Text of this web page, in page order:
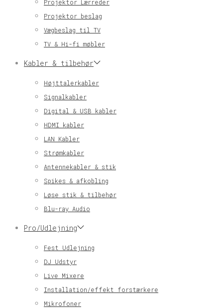
Projektor Lærreder
Projektor beslag
Vægbeslag til TV
TV & Hi-fi møbler
Kabler & tilbehør
Højttalerkabler
Signalkabler
Digital & USB kabler
HDMI kabler
LAN Kabler
Strømkabler
Antennekabler & stik
Spikes & afkobling
Løse stik & tilbehør
Blu-ray Audio
Pro/Udlejning
Fest Udlejning
DJ Udstyr
Live Mixere
Installation/effekt forstærkere
Mikrofoner